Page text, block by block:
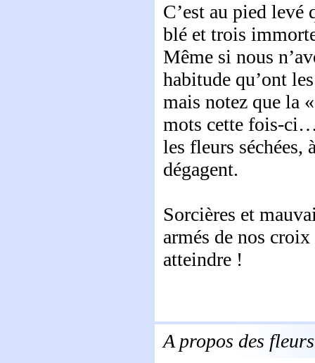
C’est au pied levé
blé et trois
Même si nous
habitude qu’ont
mais notez que la
mots cette fois-
les fleurs séchées,
dégagent.
Sorcières et
armés de nos
atteindre !
A propos des